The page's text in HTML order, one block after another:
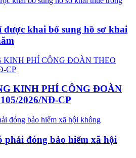
được khai bổ sung hồ sơ khai
KINH PHÍ CÔNG ĐOÀN
2026/NĐ-CP
phải đóng bảo hiểm xã hội